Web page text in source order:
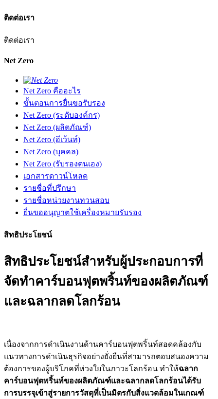
ติดต่อเรา
ติดต่อเรา
Net Zero
Net Zero คืออะไร
ขั้นตอนการยื่นขอรับรอง
Net Zero (ระดับองค์กร)
Net Zero (ผลิตภัณฑ์)
Net Zero (อีเว้นท์)
Net Zero (บุคคล)
Net Zero (รับรองตนเอง)
เอกสารดาวน์โหลด
รายชื่อที่ปรึกษา
รายชื่อหน่วยงานทวนสอบ
ยื่นขออนุญาตใช้เครื่องหมายรับรอง
สิทธิประโยชน์
สิทธิประโยชน์สำหรับผู้ประกอบการที่
จัดทำคาร์บอนฟุตพริ้นท์ของผลิตภัณฑ์
และฉลากลดโลกร้อน
เนื่องจากการดำเนินงานด้านคาร์บอนฟุตพริ้นท์สอดคล้องกับ
แนวทางการดำเนินธุรกิจอย่างยั่งยืนที่สามารถตอบสนองความ
ต้องการของผู้บริโภคที่ห่วงใยในภาวะโลกร้อน ทำให้ฉลาก
คาร์บอนฟุตพริ้นท์ของผลิตภัณฑ์และฉลากลดโลกร้อนได้รับ
การบรรจุเข้าสู่รายการวัสดุที่เป็นมิตรกับสิ่งแวดล้อมในเกณฑ์